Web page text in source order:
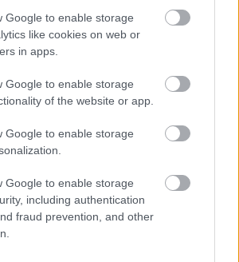
Google to enable storage
like cookies on web or
in apps.
Google to enable storage
of the website or app.
Google to enable storage
Google to enable storage
including authentication
fraud prevention, and other
is lehetővé tenne. A szervezők
számolnak, miközben a
összesen 300–400 ezer
jövő
azonban intő példa. A
rendezett koreai futam már a
ütközött, a pálya csak